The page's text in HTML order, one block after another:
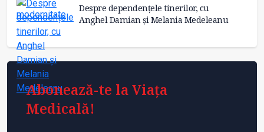
Despre dependențele tinerilor, cu
Anghel Damian și Melania Medeleanu
Abonează-te la Viața
Medicală!